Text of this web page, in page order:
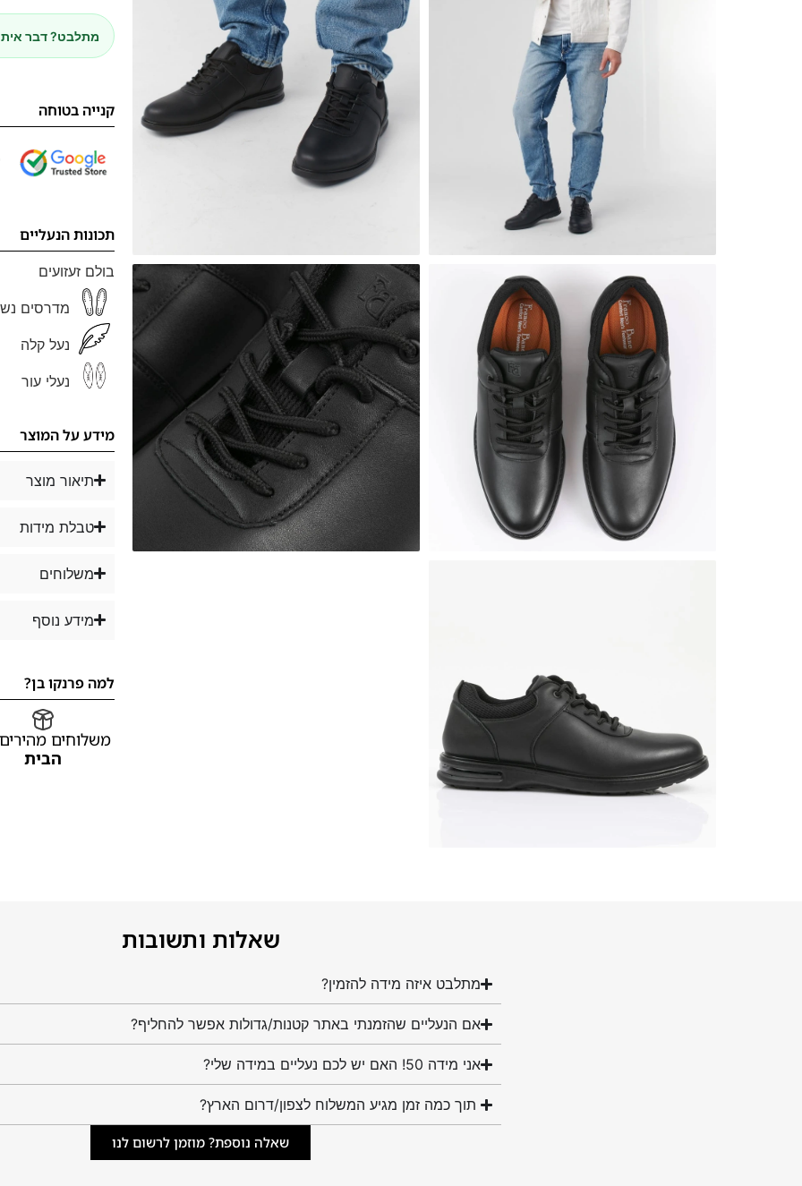
מתלבט? דבר
קנייה בטוחה
תכונות הנעליים
בולם זעזועים
מדרסים
נעל קלה
נעלי עור
מידע על המוצר
תיאור מוצר
טבלת מידות
משלוחים
מידע נוסף
למה פרנקו בן?
משלוחים
הבית
שאלות ותשובות
מתלבט איזה מידה להזמין?
אם הנעליים שהזמנתי באתר קטנות/גדולות אפשר להחליף?
אני מידה 50! האם יש לכם נעליים במידה שלי?
תוך כמה זמן מגיע המשלוח לצפון/דרום הארץ?
שאלה נוספת? מוזמן לרשום לנו